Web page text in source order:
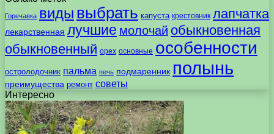
Горечавка виды выбрать капуста крестовник лапчатка
лекарственная лучшие молочай обыкновенная
обыкновенный орех основные особенности
остролодочник пальма печь подмаренник полынь
преимущества ремонт советы
Интересно